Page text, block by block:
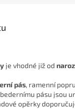
je vhodné již od
pás, ramenní
pásu jsou
opěrky